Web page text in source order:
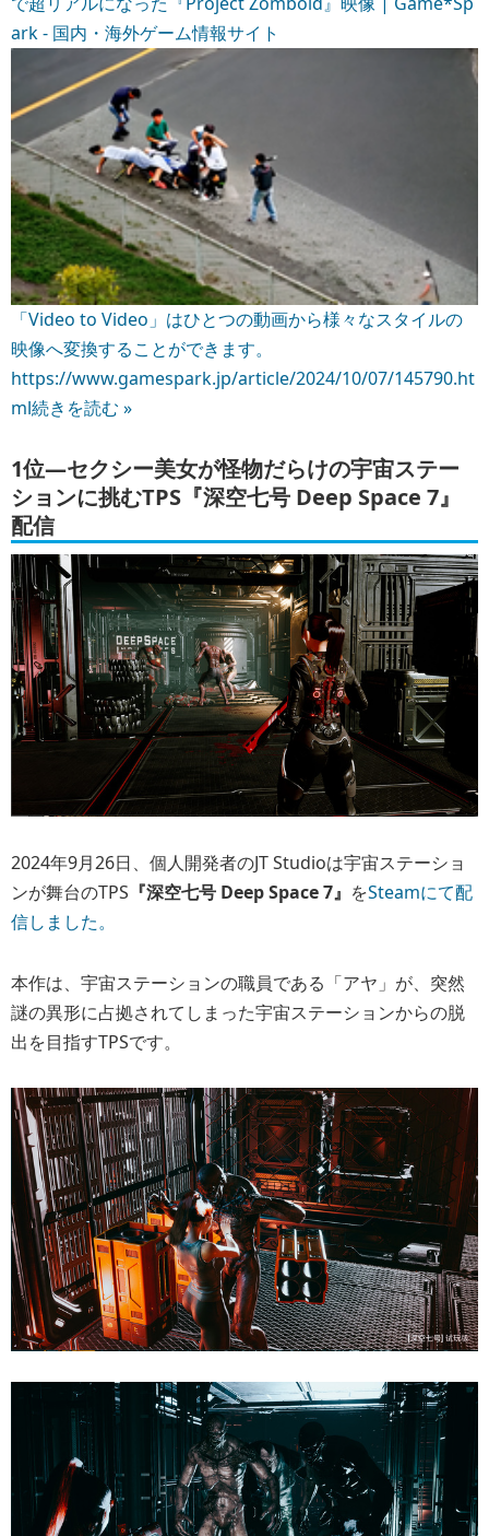
ark - 国内・海外ゲーム情報サイト
「Video to Video」はひとつの動画から様々なスタイルの
映像へ変換することができます。
https://www.gamespark.jp/article/2024/10/07/145790.ht
ml続きを読む »
1位―セクシー美女が怪物だらけの宇宙ステー
ションに挑むTPS『深空七号 Deep Space 7』
配信
2024年9月26日、個人開発者のJT Studioは宇宙ステーショ
ンが舞台のTPS 『深空七号 Deep Space 7』 をSteamにて配
信しました。
本作は、宇宙ステーションの職員である「アヤ」が、突然
謎の異形に占拠されてしまった宇宙ステーションからの脱
出を目指すTPSです。